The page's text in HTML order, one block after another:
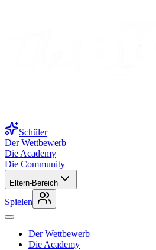
Schüler
Der Wettbewerb
Die Academy
Die Community
Eltern-Bereich
Spielen
Der Wettbewerb
Die Academy